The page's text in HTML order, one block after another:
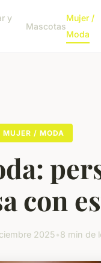
y
Mascotas
Mujer /
Moda
MUJER / MODA
con
2025•8 min de